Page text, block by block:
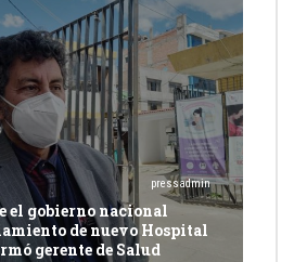
pressadmin
el gobierno nacional
de nuevo Hospital
gerente de Salud